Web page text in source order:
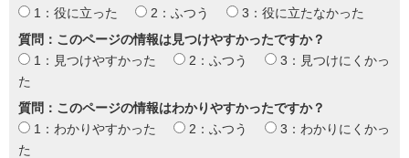
1：役に立った
2：ふつう
3：役に立たなかった
質問：このページの情報は見つけやすかったですか？
1：見つけやすかった
2：ふつう
3：見つけにくかっ
た
質問：このページの情報はわかりやすかったですか？
1：わかりやすかった
2：ふつう
3：わかりにくかっ
た